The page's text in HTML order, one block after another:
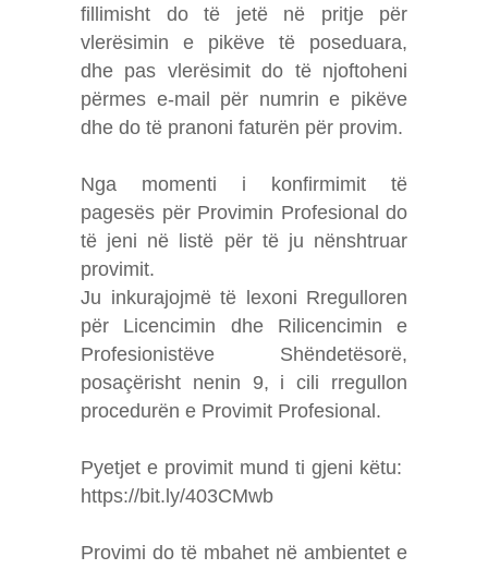
fillimisht do të jetë në pritje për
vlerësimin e pikëve të poseduara,
dhe pas vlerësimit do të njoftoheni
përmes e-mail për numrin e pikëve
dhe do të pranoni faturën për provim.
Nga momenti i konfirmimit të
pagesës për Provimin Profesional do
të jeni në listë për të ju nënshtruar
provimit.
Ju inkurajojmë të lexoni Rregulloren
për Licencimin dhe Rilicencimin e
Profesionistëve Shëndetësorë,
posaçërisht nenin 9, i cili rregullon
procedurën e Provimit Profesional.
Pyetjet e provimit mund ti gjeni këtu:
https://bit.ly/403CMwb
Provimi do të mbahet në ambientet e